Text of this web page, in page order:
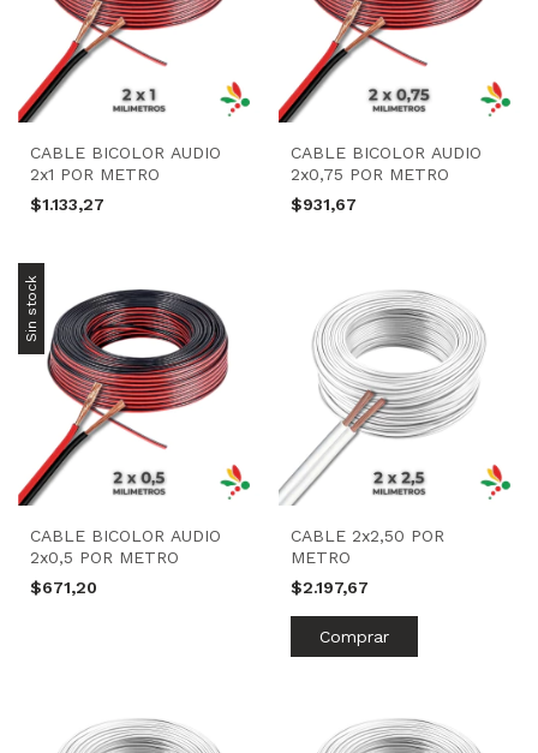
CABLE BICOLOR AUDIO
2x1 POR METRO
$1.133,27
CABLE BICOLOR AUDIO
2x0,75 POR METRO
$931,67
Sin stock
CABLE BICOLOR AUDIO
2x0,5 POR METRO
$671,20
CABLE 2x2,50 POR
METRO
$2.197,67